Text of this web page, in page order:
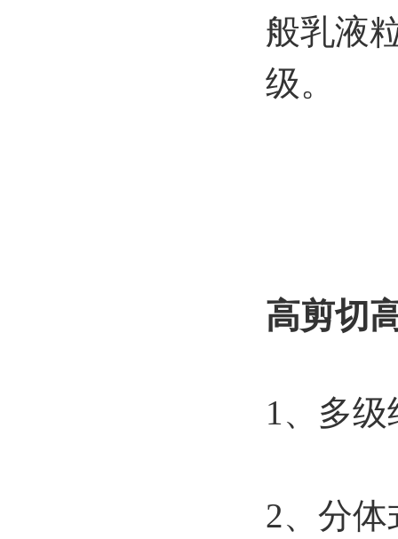
般乳液
级。
高剪切
1、多
2、分